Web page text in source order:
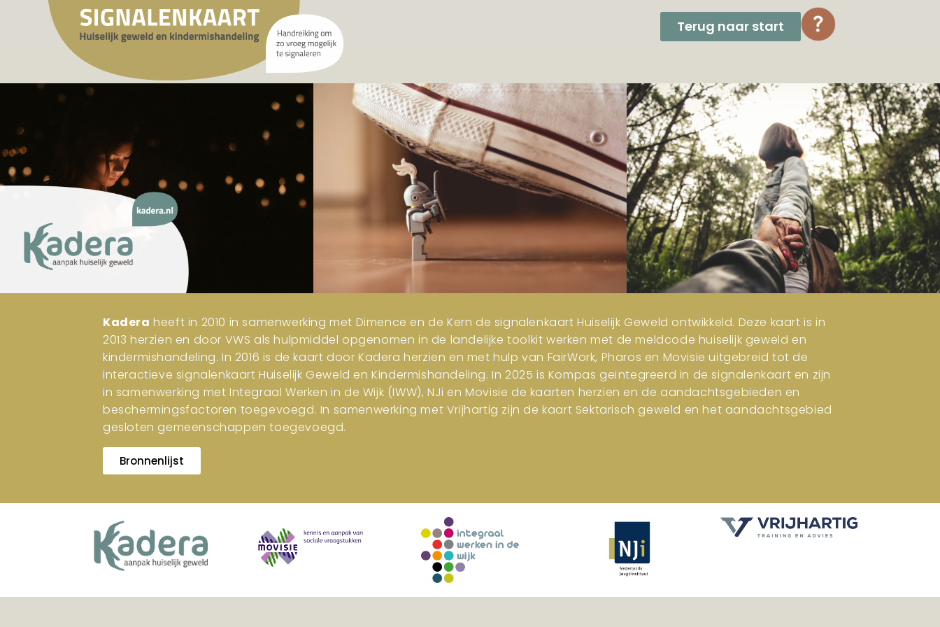
Terug naar start
Kadera heeft in 2010 in samenwerking met Dimence en de Kern de signalenkaart Huiselijk Geweld ontwikkeld. Deze kaart is in
2013 herzien en door VWS als hulpmiddel opgenomen in de landelijke toolkit werken met de meldcode huiselijk geweld en
kindermishandeling. In 2016 is de kaart door Kadera herzien en met hulp van FairWork, Pharos en Movisie uitgebreid tot de
interactieve signalenkaart Huiselijk Geweld en Kindermishandeling. In 2025 is Kompas geïntegreerd in de signalenkaart en zijn
in samenwerking met Integraal Werken in de Wijk (IWW), NJi en Movisie de kaarten herzien en de aandachtsgebieden en
beschermingsfactoren toegevoegd. In samenwerking met Vrijhartig zijn de kaart Sektarisch geweld en het aandachtsgebied
gesloten gemeenschappen toegevoegd.
Bronnenlijst